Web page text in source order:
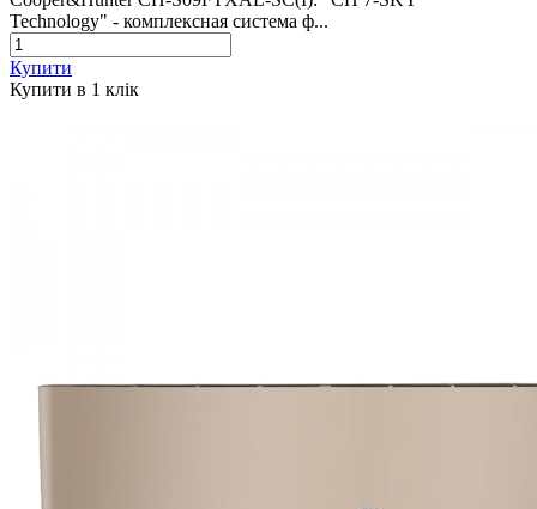
Technology" - комплексная система ф...
Купити
Купити в 1 клiк